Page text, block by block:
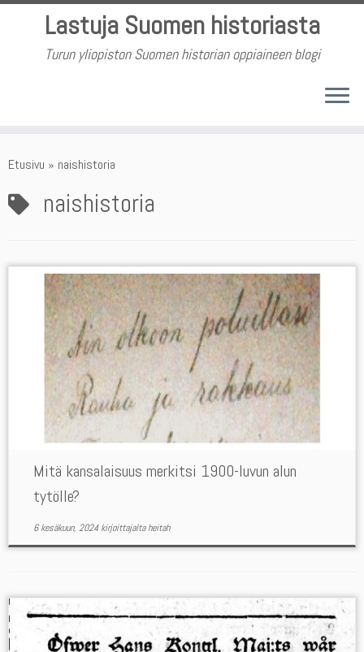
Skip
Lastuja Suomen historiasta
Turun yliopiston Suomen historian oppiaineen blogi
Etusivu » naishistoria
naishistoria
Mitä kansalaisuus merkitsi 1900-luvun alun
tytölle?
6 kesäkuun, 2024 kirjoittajaltaheitah